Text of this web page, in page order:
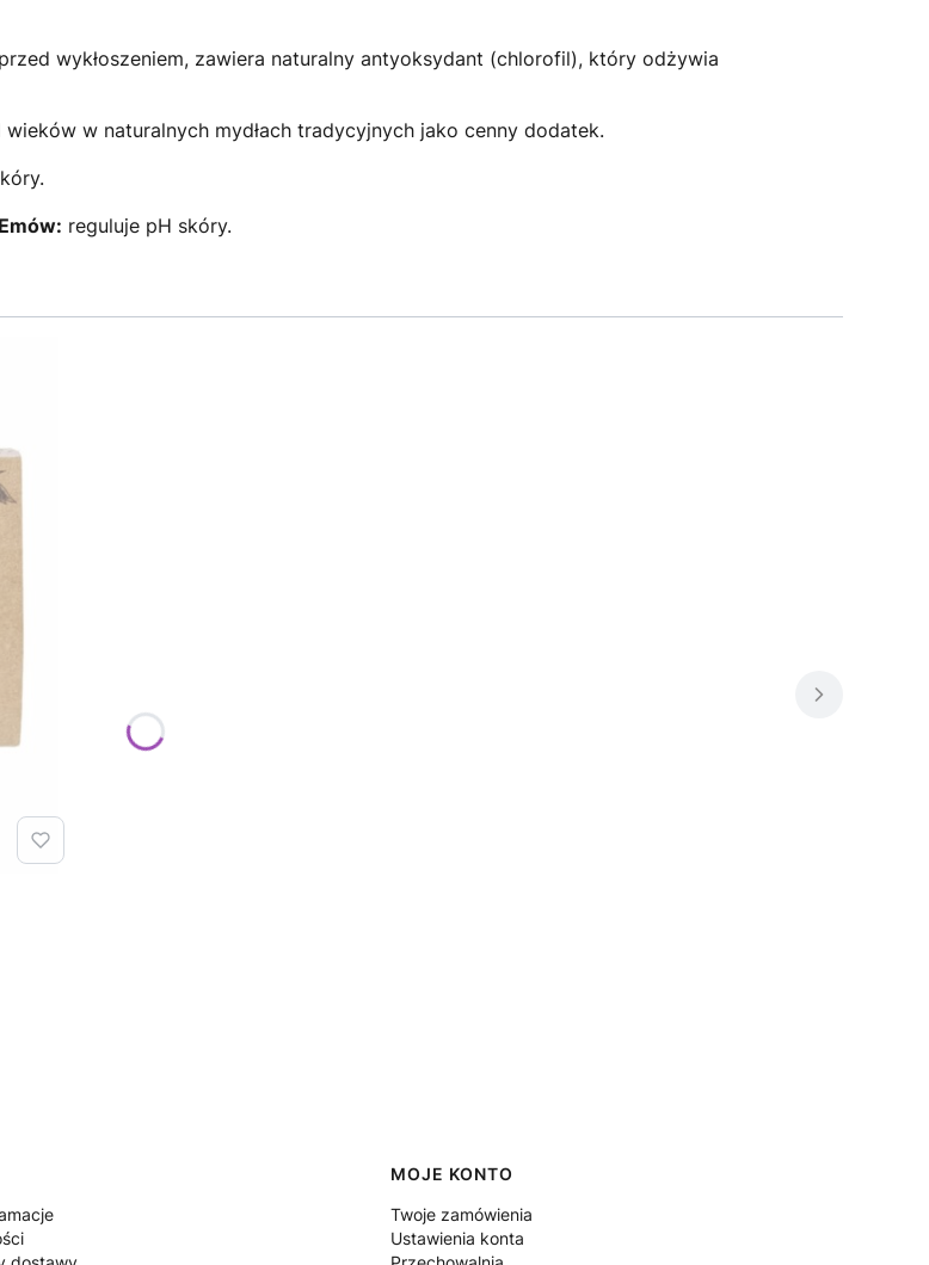
wykłoszeniem, zawiera naturalny antyoksydant (chlorofil), który odżywia
w naturalnych mydłach tradycyjnych jako cenny dodatek.
reguluje pH skóry.
MOJE KONTO
Twoje zamówienia
Ustawienia konta